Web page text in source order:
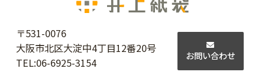
〒531-0076
大阪市北区大淀中4丁目12番20号
TEL:06-6925-3154
お問い合わせ